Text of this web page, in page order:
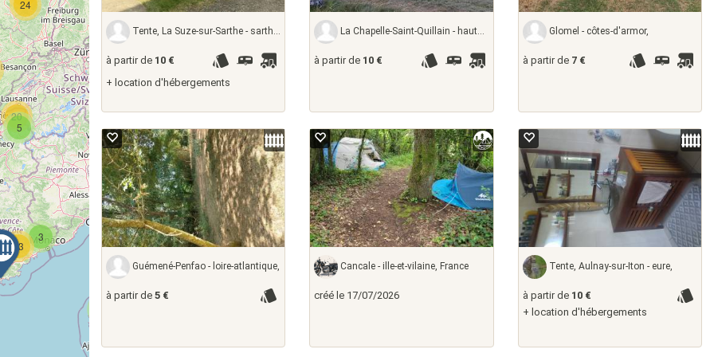
13
5
3
3
2
4
20
24
4
Tente, La Suze-sur-Sarthe - sarthe, France
à partir de 10 €
+ location d'hébergements
La Chapelle-Saint-Quillain - haute-saône,
à partir de 10 €
Glomel - côtes-d'armor,
à partir de 7 €
Guémené-Penfao - loire-atlantique,
à partir de 5 €
Cancale - ille-et-vilaine, France
créé le 17/07/2026
Tente, Aulnay-sur-Iton - eure,
à partir de 10 €
+ location d'hébergements